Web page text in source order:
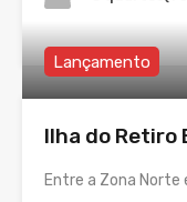
Lançamento
Ilha do Retiro
Entre a Zona Norte